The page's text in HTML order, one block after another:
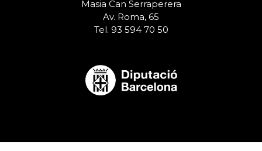
Masia Can Serraperera
Av. Roma, 65
Tel. 93 594 70 50